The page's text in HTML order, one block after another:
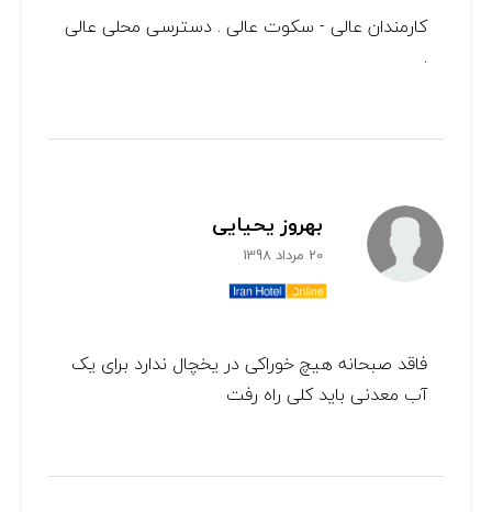
کارمندان عالی - سکوت عالی . دسترسی محلی عالی
.
بهروز یحیایی
20 مرداد 1398
فاقد صبحانه هیچ خوراکی در یخچال ندارد برای یک
آب معدنی باید کلی راه رفت